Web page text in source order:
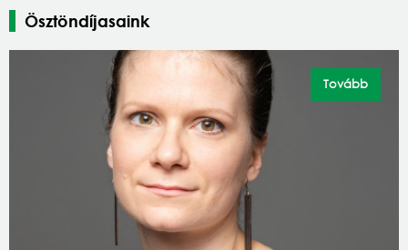
Ösztöndíjasaink
Tovább